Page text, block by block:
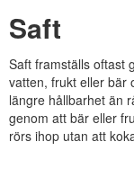
Saft
Saft framställs oftast
vatten, frukt eller bär
längre hållbarhet än
genom att bär eller
rörs ihop utan att